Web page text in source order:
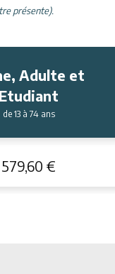
présente).
Adulte et
Etudiant
de 13 à 74 ans
579,60 €